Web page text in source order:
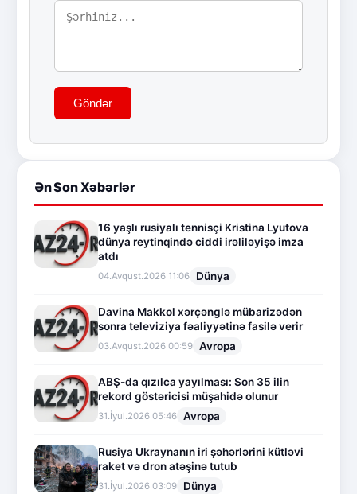
Göndər
Ən Son Xəbərlər
16 yaşlı rusiyalı tennisçi Kristina Lyutova
dünya reytinqində ciddi irəliləyişə imza
atdı
04.Avqust.2026 11:06 Dünya
Davina Makkol xərçənglə mübarizədən
sonra televiziya fəaliyyətinə fasilə verir
03.Avqust.2026 00:59 Avropa
ABŞ-da qızılca yayılması: Son 35 ilin
rekord göstəricisi müşahidə olunur
31.İyul.2026 05:46 Avropa
Rusiya Ukraynanın iri şəhərlərini kütləvi
raket və dron atəşinə tutub
31.İyul.2026 03:09 Dünya